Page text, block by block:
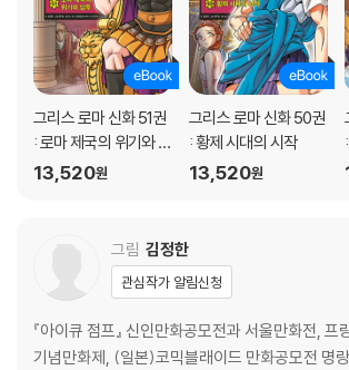
그리스 로마 신화 51권
: 로마 제국의 위기와 암
투
13,520원
그리스 로마 신화 50권
: 황제 시대의 시작
13,520원
그림 김정한
관심작가 알림신청
『아이큐 점프』 신인만화공모전과 서울만화전,
기념만화제, (일본)코믹블래이드 만화공모전 명